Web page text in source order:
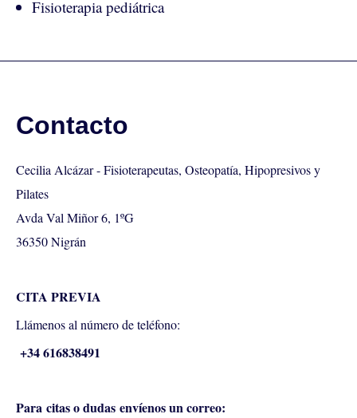
Fisioterapia pediátrica
Contacto
Cecilia Alcázar - Fisioterapeutas, Osteopatía, Hipopresivos y
Pilates
Avda Val Miñor 6, 1ºG
36350 Nigrán
CITA PREVIA
Llámenos al número de teléfono:
+34 616838491
Para citas o dudas envíenos un correo: